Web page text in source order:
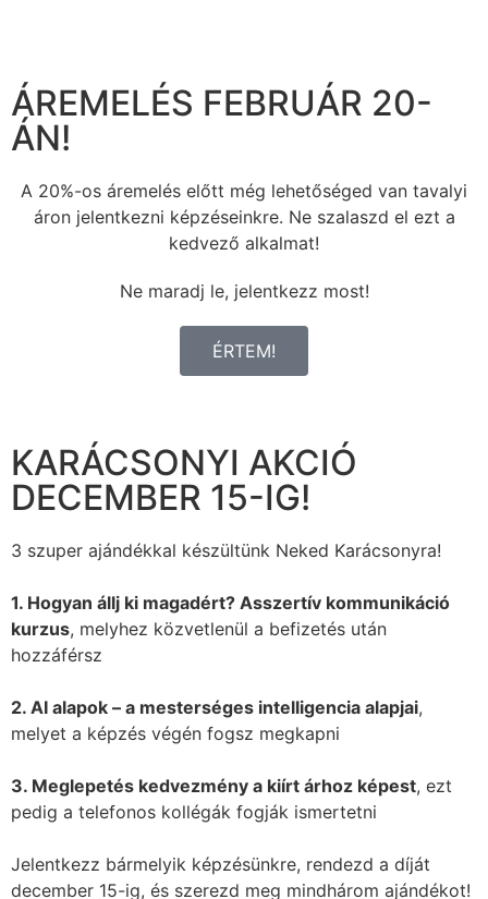
ÁREMELÉS FEBRUÁR 20-
ÁN!
A 20%-os áremelés előtt még lehetőséged van tavalyi
áron jelentkezni képzéseinkre. Ne szalaszd el ezt a
kedvező alkalmat!
Ne maradj le, jelentkezz most!
ÉRTEM!
KARÁCSONYI AKCIÓ
DECEMBER 15-IG!
3 szuper ajándékkal készültünk Neked Karácsonyra!
1. Hogyan állj ki magadért? Asszertív kommunikáció
kurzus, melyhez közvetlenül a befizetés után
hozzáférsz
2. AI alapok – a mesterséges intelligencia alapjai,
melyet a képzés végén fogsz megkapni
3. Meglepetés kedvezmény a kiírt árhoz képest, ezt
pedig a telefonos kollégák fogják ismertetni
Jelentkezz bármelyik képzésünkre, rendezd a díját
december 15-ig, és szerezd meg mindhárom ajándékot!